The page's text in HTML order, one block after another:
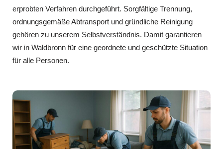
erprobten Verfahren durchgeführt. Sorgfältige Trennung,
ordnungsgemäße Abtransport und gründliche Reinigung
gehören zu unserem Selbstverständnis. Damit garantieren
wir in Waldbronn für eine geordnete und geschützte Situation
für alle Personen.